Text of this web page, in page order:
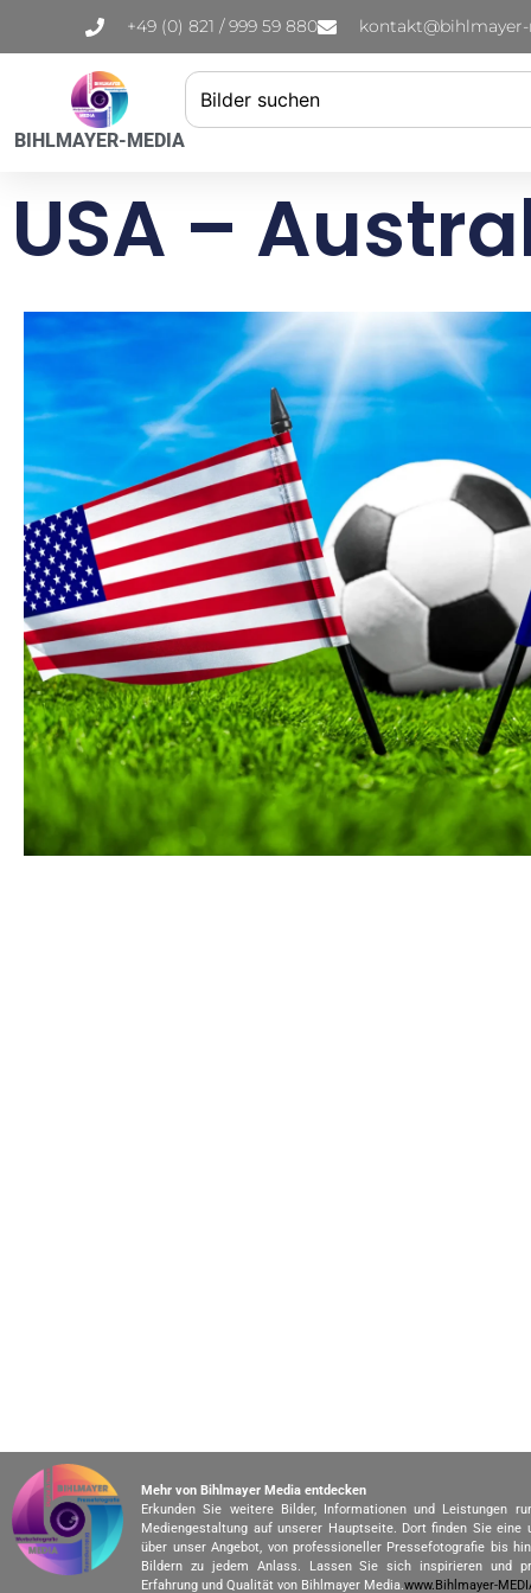
+49 (0) 821 / 999 59 880
BIHLMAYER-MEDIA
USA –
Mehr von Bihlmayer Media entdecken
Erkunden Sie weitere Bilder, Informationen und Leistungen
Mediengestaltung auf unserer Hauptseite. Dort finden Sie eine
über unser Angebot, von professioneller Pressefotografie bis
Bildern zu jedem Anlass. Lassen Sie sich inspirieren und
Erfahrung und Qualität von Bihlmayer Media.www.Bihlmayer-